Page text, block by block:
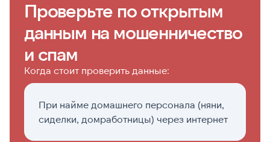
Проверьте по открытым
данным на мошенничество
и спам
Когда стоит проверить данные:
При найме домашнего персонала (няни,
сиделки, домработницы) через интернет